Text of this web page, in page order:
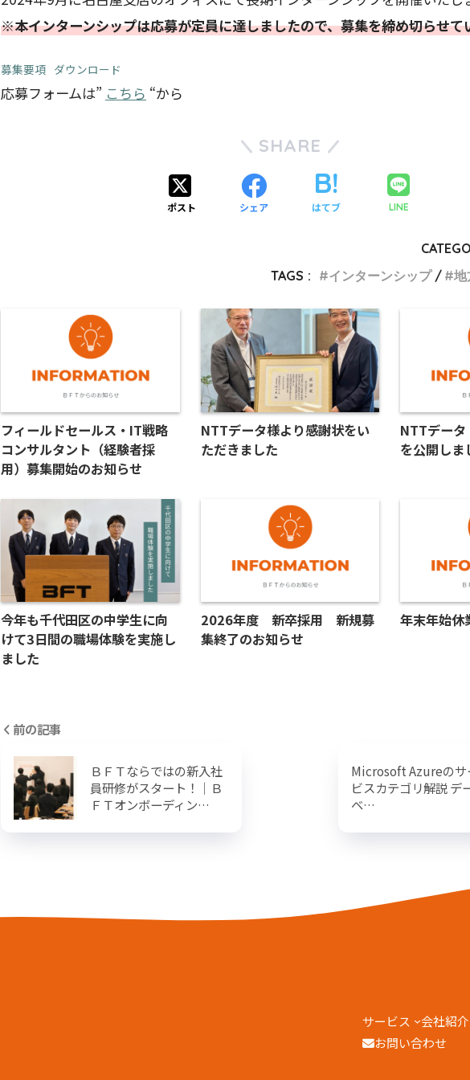
※本インターンシップは応募が定員に達しましたので、募集を締め切らせて
募集要項 ダウンロード
応募フォームは” こちら “から
SHARE
ポスト シェア はてブ LINE
TAGS :
インターンシップ 地
フィールドセールス・IT戦略
コンサルタント（経験者採
用）募集開始のお知らせ
NTTデータ様より感謝状をい
ただきました
NTTデー
を公開しま
今年も千代田区の中学生に向
けて3日間の職場体験を実施し
ました
2026年度 新卒採用 新規募
集終了のお知らせ
年末年始休
前の記事
ＢＦＴならではの新入社
員研修がスタート！｜Ｂ
ＦＴオンボーディン…
Microsoft Azureのサ
ビスカテゴリ解説 デ
ベ…
サービス
会社紹介
お問い合わせ